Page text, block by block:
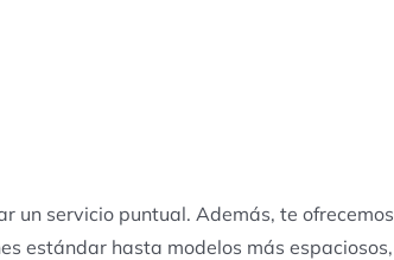
un servicio puntual. Además, te ofrecemos
estándar hasta modelos más espaciosos,